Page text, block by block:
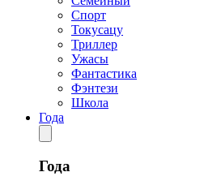
Спорт
Токусацу
Триллер
Ужасы
Фантастика
Фэнтези
Школа
Года
Года